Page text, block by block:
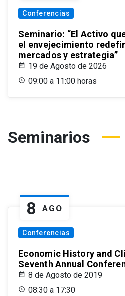
Conferencias
Seminario: “El Activo
el envejecimiento
mercados y estrategia”
19 de Agosto de 2026
09:00 a 11:00 horas
Seminarios
8 AGO
Conferencias
Economic History and
Seventh Annual
8 de Agosto de 2019
08:30 a 17:30